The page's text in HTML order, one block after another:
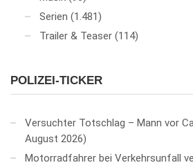
Serien (1.481)
Trailer & Teaser (114)
POLIZEI-TICKER
Versuchter Totschlag – Mann vor
August 2026
Motorradfahrer bei Verkehrsunfall